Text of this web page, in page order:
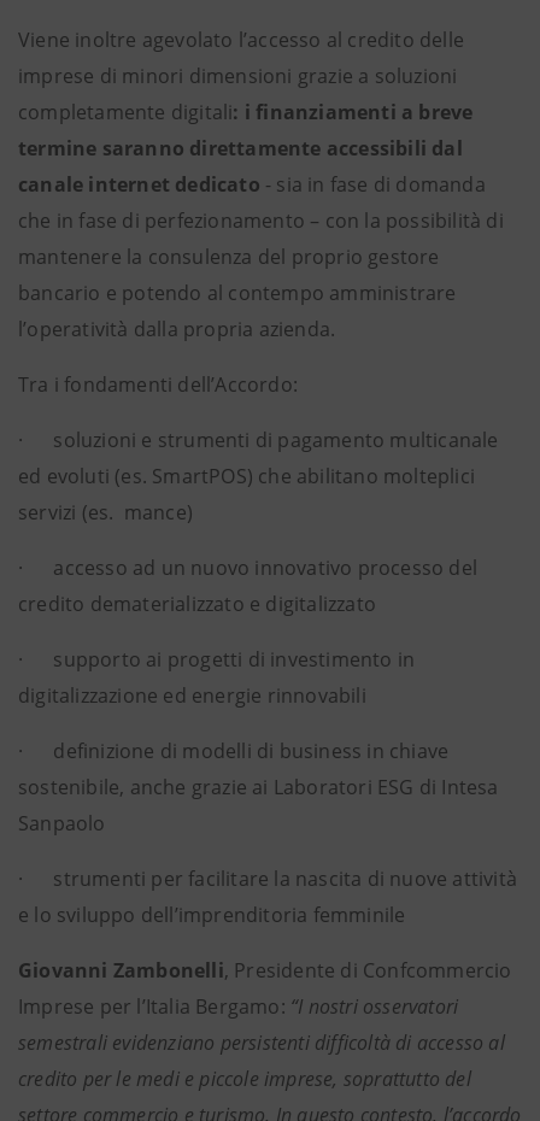
Viene inoltre agevolato l’accesso al credito delle
imprese di minori dimensioni grazie a soluzioni
completamente digitali: i finanziamenti a breve
termine saranno direttamente accessibili dal
canale internet dedicato - sia in fase di domanda
che in fase di perfezionamento – con la possibilità di
mantenere la consulenza del proprio gestore
bancario e potendo al contempo amministrare
l’operatività dalla propria azienda.
Tra i fondamenti dell’Accordo:
· soluzioni e strumenti di pagamento multicanale
ed evoluti (es. SmartPOS) che abilitano molteplici
servizi (es. mance)
· accesso ad un nuovo innovativo processo del
credito dematerializzato e digitalizzato
· supporto ai progetti di investimento in
digitalizzazione ed energie rinnovabili
· definizione di modelli di business in chiave
sostenibile, anche grazie ai Laboratori ESG di Intesa
Sanpaolo
· strumenti per facilitare la nascita di nuove attività
e lo sviluppo dell’imprenditoria femminile
Giovanni Zambonelli, Presidente di Confcommercio
Imprese per l’Italia Bergamo: “I nostri osservatori
semestrali evidenziano persistenti difficoltà di accesso al
credito per le medi e piccole imprese, soprattutto del
settore commercio e turismo. In questo contesto, l’accordo